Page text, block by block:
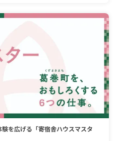
を広げる「寄宿舎ハウスマスタ